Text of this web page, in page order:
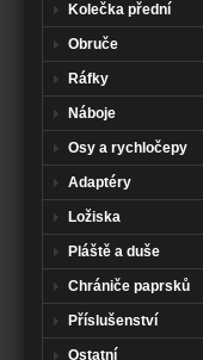
Kolečka přední
Obruče
Ráfky
Náboje
Osy a rychločepy
Adaptéry
Ložiska
Pláště a duše
Chrániče paprsků
Příslušenství
Ostatní